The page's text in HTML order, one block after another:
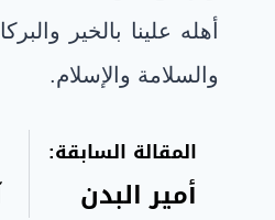
أهله علينا بالخير
والسلامة والإسلام.
المقالة السابقة:
أمير البدن